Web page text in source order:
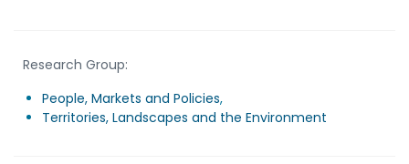
Research Group:
People, Markets and Policies,
Territories, Landscapes and the Environment